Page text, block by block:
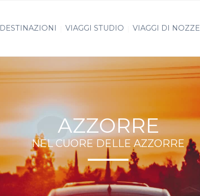
DESTINAZIONI VIAGGI STUDIO VIAGGI DI NOZZE
AZZORRE
NEL CUORE DELLE AZZORRE